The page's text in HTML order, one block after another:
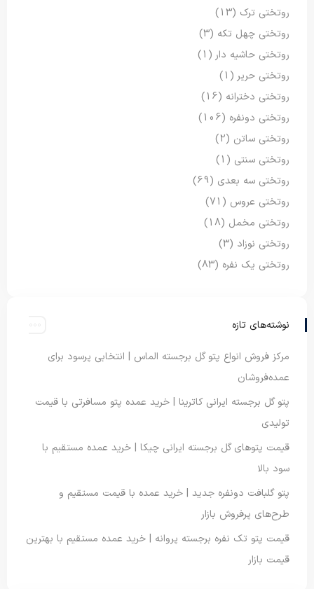
روتختی ترک (13)
روتختی چهل تکه (3)
روتختی حاشیه دار (1)
روتختی حریر (1)
روتختی دخترانه (16)
روتختی دونفره (106)
روتختی ساتن (2)
روتختی سنتی (1)
روتختی سه بعدی (69)
روتختی عروس (71)
روتختی مخمل (18)
روتختی نوزاد (3)
روتختی یک نفره (83)
نوشته‌های تازه
مرکز فروش انواع پتو گل برجسته الماس | انتخابی پرسود برای
عمده‌فروشان
پتو گل برجسته ایرانی کاترینا | خرید عمده پتو مسافرتی با قیمت
تولیدی
قیمت پتوهای گل برجسته ایرانی چیکا | خرید عمده مستقیم با
سود بالا
پتو گلبافت دونفره جدید | خرید عمده با قیمت مستقیم و
طرح‌های پرفروش بازار
قیمت پتو تک نفره برجسته پروانه | خرید عمده مستقیم با بهترین
قیمت بازار